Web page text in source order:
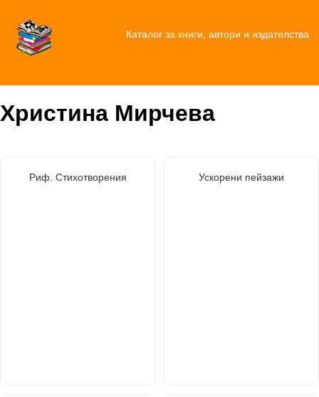
Каталог за книги, автори и издателства
Христина Мирчева
Риф. Стихотворения Ускорени пейзажи